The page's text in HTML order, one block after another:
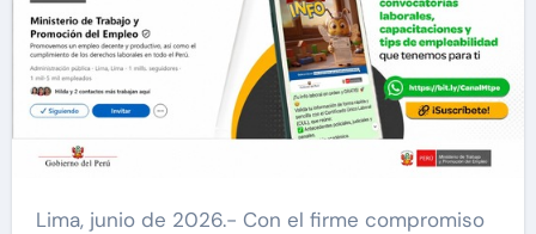
Lima, junio de 2026.- Con el firme compromiso